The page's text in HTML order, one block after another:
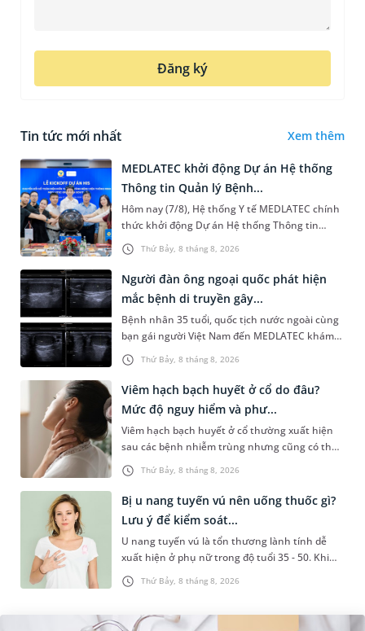
Đăng ký
Tin tức mới nhất Xem thêm
Thứ Bảy, 8 tháng 8, 2026
MEDLATEC khởi động Dự án Hệ thống
Thông tin Quản lý Bệnh...
Hôm nay (7/8), Hệ thống Y tế MEDLATEC chính
thức khởi động Dự án Hệ thống Thông tin
Quản lý Bệnh viện (HIS - Hospital Information
System) giai đoạn mới. Dự á...
Thứ Bảy, 8 tháng 8, 2026
Người đàn ông ngoại quốc phát hiện
mắc bệnh di truyền gây...
Bệnh nhân 35 tuổi, quốc tịch nước ngoài cùng
bạn gái người Việt Nam đến MEDLATEC khám
sức khỏe tiền hôn nhân. Qua thăm khám và
làm các xét nghiệm chuyên sâu,...
Thứ Bảy, 8 tháng 8, 2026
Viêm hạch bạch huyết ở cổ do đâu?
Mức độ nguy hiểm và phư...
Viêm hạch bạch huyết ở cổ thường xuất hiện
sau các bệnh nhiễm trùng nhưng cũng có thể
liên quan đến lao hạch hoặc ung thư. Để tìm
hiểu nguyên nhân gây viêm,...
Thứ Bảy, 8 tháng 8, 2026
Bị u nang tuyến vú nên uống thuốc gì?
Lưu ý để kiểm soát...
U nang tuyến vú là tổn thương lành tính dễ
xuất hiện ở phụ nữ trong độ tuổi 35 - 50. Khi
được chẩn đoán mắc bệnh, nhiều người
thường băn khoăn u nang tuyến v...